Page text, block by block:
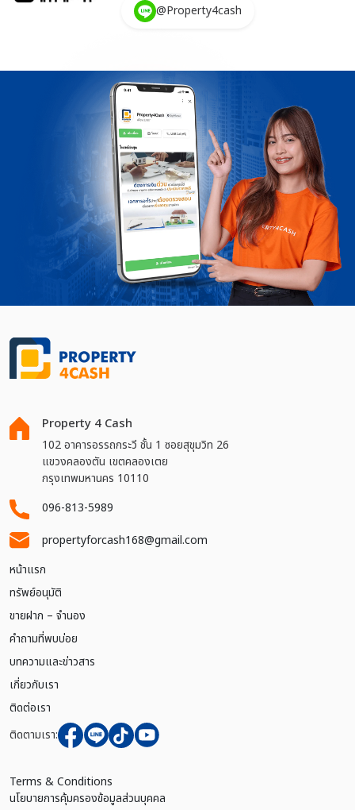
@Property4cash
Property 4 Cash
102 อาคารอรรถกระวี ชั้น 1 ซอยสุขุมวิท 26
แขวงคลองตัน เขตคลองเตย
กรุงเทพมหานคร 10110
096-813-5989
propertyforcash168@gmail.com
หน้าแรก
ทรัพย์อนุมัติ
ขายฝาก – จำนอง
คำถามที่พบบ่อย
บทความและข่าวสาร
เกี่ยวกับเรา
ติดต่อเรา
ติดตามเรา:
Terms & Conditions
นโยบายการคุ้มครองข้อมูลส่วนบุคคล